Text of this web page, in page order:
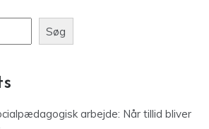
Søg
arbejde: Når tillid bliver